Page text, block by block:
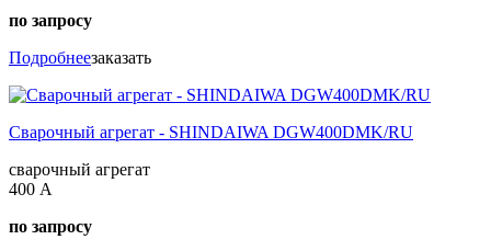
по запросу
Подробнеезаказать
Сварочный агрегат - SHINDAIWA DGW400DMK/RU
сварочный агрегат
400 А
по запросу